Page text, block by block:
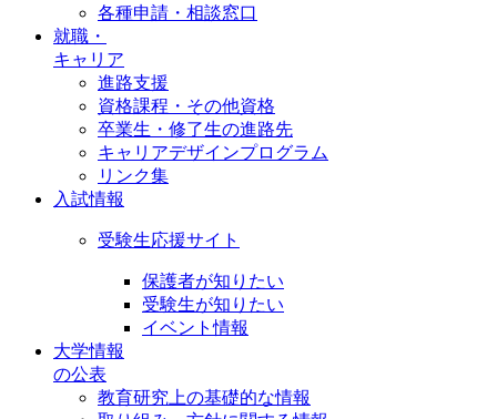
各種申請・相談窓口
就職・
キャリア
進路支援
資格課程・その他資格
卒業生・修了生の進路先
キャリアデザインプログラム
リンク集
入試情報
受験生応援サイト
保護者が知りたい
受験生が知りたい
イベント情報
大学情報
の公表
教育研究上の基礎的な情報